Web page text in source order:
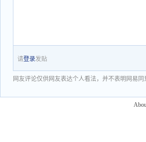
请登录发贴
网友评论仅供网友表达个人看法，并不表明网易